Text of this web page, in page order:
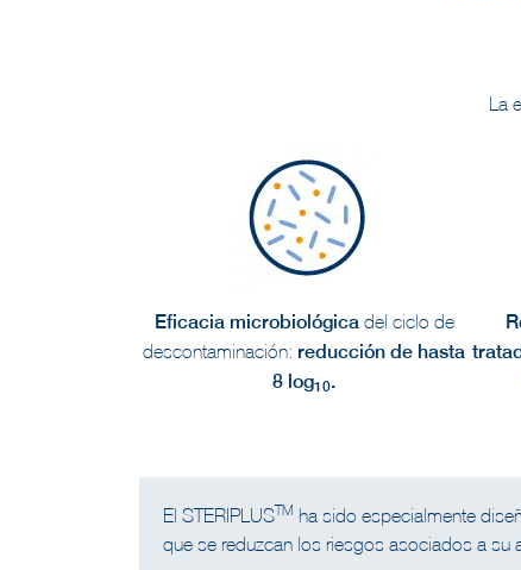
La
Eficacia microbiológica del ciclo de
descontaminación: reducción de hasta
8 log10.
El STERIPLUSTM ha sido especialmente
que se reduzcan los riesgos asociados a su